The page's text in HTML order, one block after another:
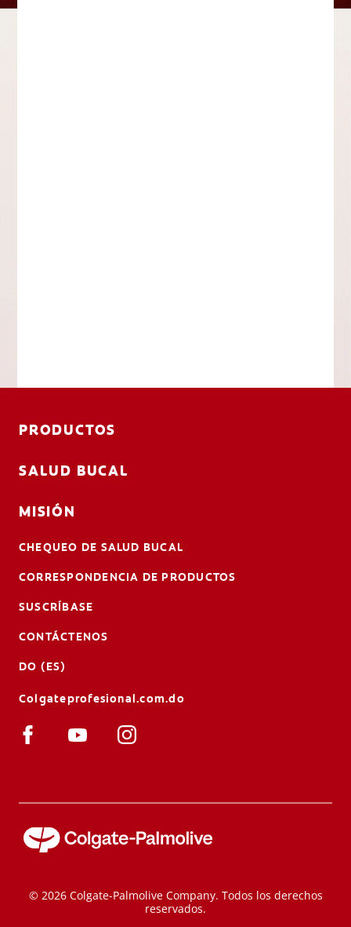
PRODUCTOS
SALUD BUCAL
MISIÓN
CHEQUEO DE SALUD BUCAL
CORRESPONDENCIA DE PRODUCTOS
SUSCRÍBASE
CONTÁCTENOS
DO (ES)
Colgateprofesional.com.do
© 2026 Colgate-Palmolive Company. Todos los derechos
reservados.